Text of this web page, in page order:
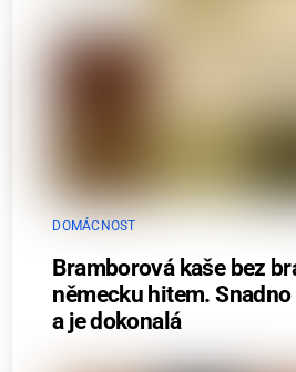
DOMÁCNOST
Bramborová kaše bez
německu hitem.
a je dokonalá